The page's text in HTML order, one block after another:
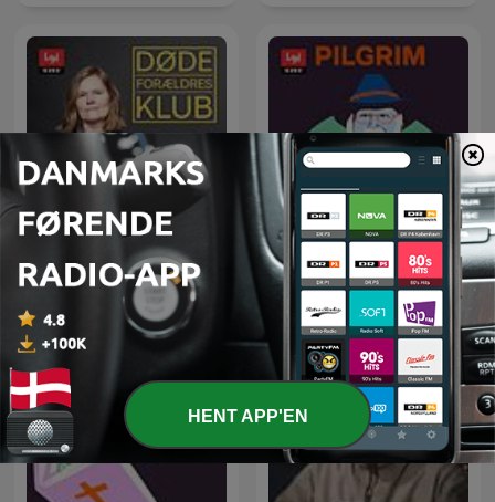
Døde Forældres Klub
Pilgrim - på rejse i troens
univers
HENT APP'EN